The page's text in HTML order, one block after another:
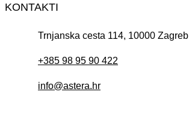
KONTAKTI
Trnjanska cesta 114, 10000 Zagreb
+385 98 95 90 422
info@astera.hr